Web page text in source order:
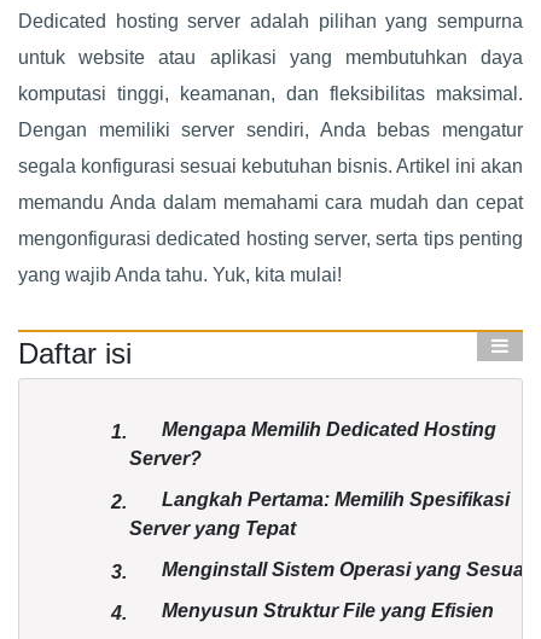
Dedicated hosting server adalah pilihan yang sempurna
untuk website atau aplikasi yang membutuhkan daya
komputasi tinggi, keamanan, dan fleksibilitas maksimal.
Dengan memiliki server sendiri, Anda bebas mengatur
segala konfigurasi sesuai kebutuhan bisnis. Artikel ini akan
memandu Anda dalam memahami cara mudah dan cepat
mengonfigurasi dedicated hosting server, serta tips penting
yang wajib Anda tahu. Yuk, kita mulai!
Daftar isi
1.
Mengapa Memilih Dedicated Hosting
Server?
2.
Langkah Pertama: Memilih Spesifikasi
Server yang Tepat
3. Menginstall Sistem Operasi yang Sesuai
4. Menyusun Struktur File yang Efisien